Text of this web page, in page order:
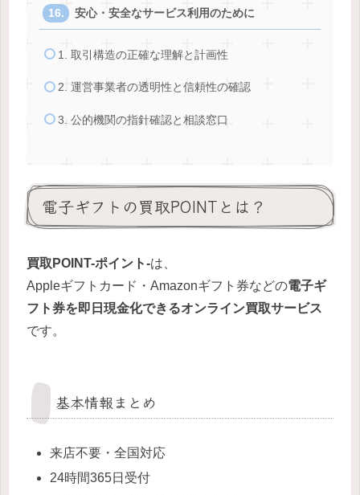
安心・安全なサービス利用のために
1. 取引構造の正確な理解と計画性
2. 運営事業者の透明性と信頼性の確認
3. 公的機関の指針確認と相談窓口
電子ギフトの買取POINTとは？
買取POINT-ポイント-は、
Appleギフトカード・Amazonギフト券などの電子ギ
フト券を即日現金化できるオンライン買取サービス
です。
基本情報まとめ
来店不要・全国対応
24時間365日受付